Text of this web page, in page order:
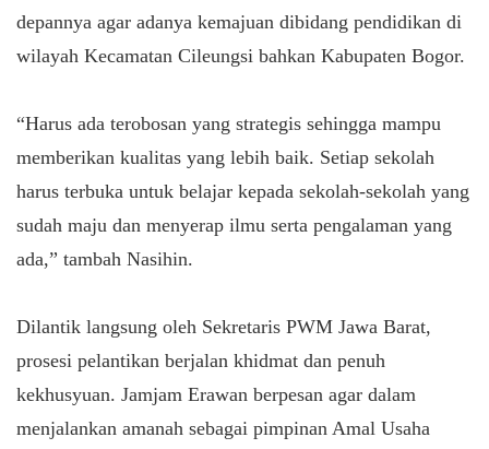
depannya agar adanya kemajuan dibidang pendidikan di
wilayah Kecamatan Cileungsi bahkan Kabupaten Bogor.
“Harus ada terobosan yang strategis sehingga mampu
memberikan kualitas yang lebih baik. Setiap sekolah
harus terbuka untuk belajar kepada sekolah-sekolah yang
sudah maju dan menyerap ilmu serta pengalaman yang
ada,” tambah Nasihin.
Dilantik langsung oleh Sekretaris PWM Jawa Barat,
prosesi pelantikan berjalan khidmat dan penuh
kekhusyuan. Jamjam Erawan berpesan agar dalam
menjalankan amanah sebagai pimpinan Amal Usaha